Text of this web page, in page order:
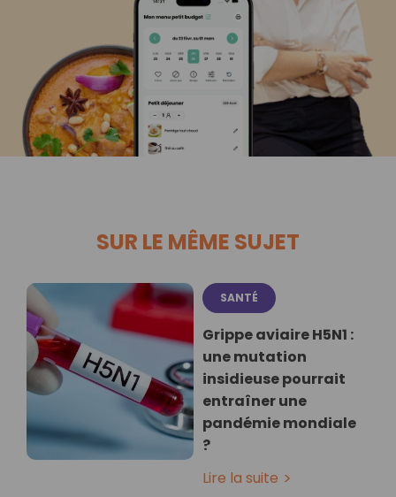
SUR LE MÊME SUJET
SANTÉ
Grippe aviaire H5N1 :
une mutation
insidieuse pourrait
entraîner une
pandémie mondiale
?
Lire la suite